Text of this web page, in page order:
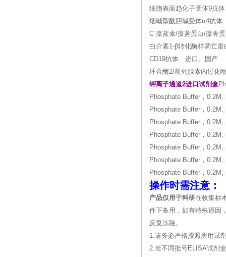
细胞表面趋化子受体9抗
烟碱型酰胆碱受体α4抗
C-藻蓝素/藻蓝蛋白/藻青
白介素1-β转化酶样凋亡
CD19抗体 进口、国产
环合酶2/前列腺素内过化
钾离子通道2进口试剂盒
Phosphate Buffer，0.2M,
Phosphate Buffer，0.2M,
Phosphate Buffer，0.2M,
Phosphate Buffer，0.2M,
Phosphate Buffer，0.2M,
Phosphate Buffer，0.2M,
Phosphate Buffer，0.2M,
操作时需注意：
产品仅用于科研在收集标
件下备用，如有特殊原因
反复冻融。
1.请务必严格按照所用试
2.若不同批号ELISA试剂